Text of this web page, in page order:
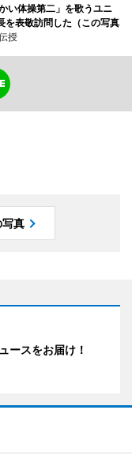
い体操第二」を歌うユニ
表敬訪問した（この写真
授
真
ースをお届け！